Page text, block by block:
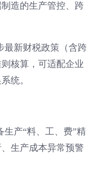
造的生产管控、跨
新财税政策（含跨
核算，可适配企业
统。
产“料、工、费”精
生产成本异常预警